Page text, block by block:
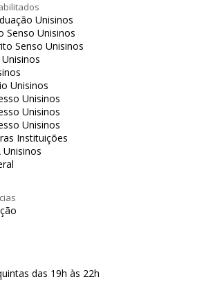
Unisinos
Senso Unisinos
Senso Unisinos
Unisinos
Unisinos
Unisinos
Unisinos
Instituições
Unisinos
das 19h às 22h